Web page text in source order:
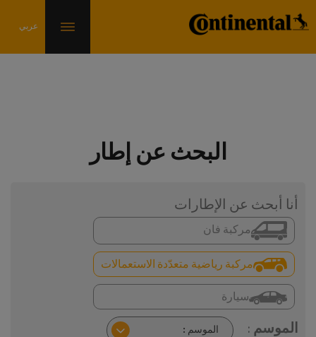
البحث عن إطار
أنا أبحث عن الإطارات
سيارة
مركبة رياضية متعدّدة الاستعمالات
مركبة فان
الموسم :